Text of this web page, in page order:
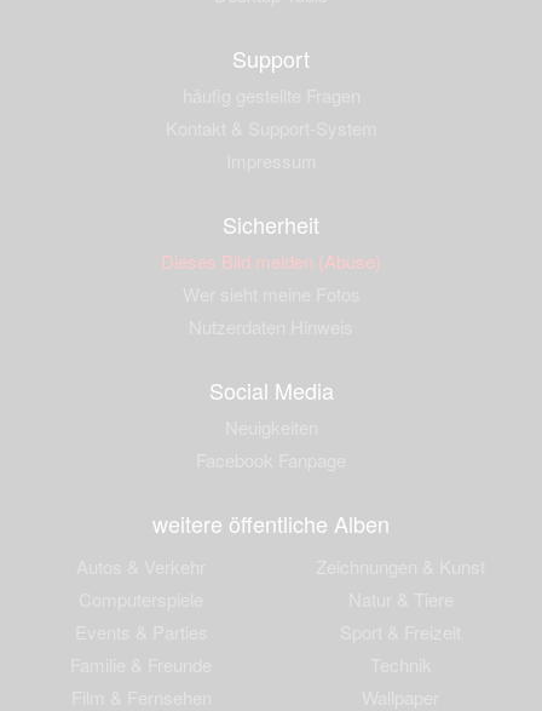
Support
Sicherheit
Dieses Bild melden (Abuse)
Social Media
weitere öffentliche Alben